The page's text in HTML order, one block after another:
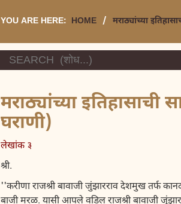
YOU ARE HERE: HOME / मराठ्यांच्या
मराठ्यांच्या
घराणी)
लेखांक ३
श्री.
''करीणा राजश्री बावाजी जुंझारराव देशमुख तर्फ
बाजी मरळ. यासी आपले वडिल राजश्री बावाजी